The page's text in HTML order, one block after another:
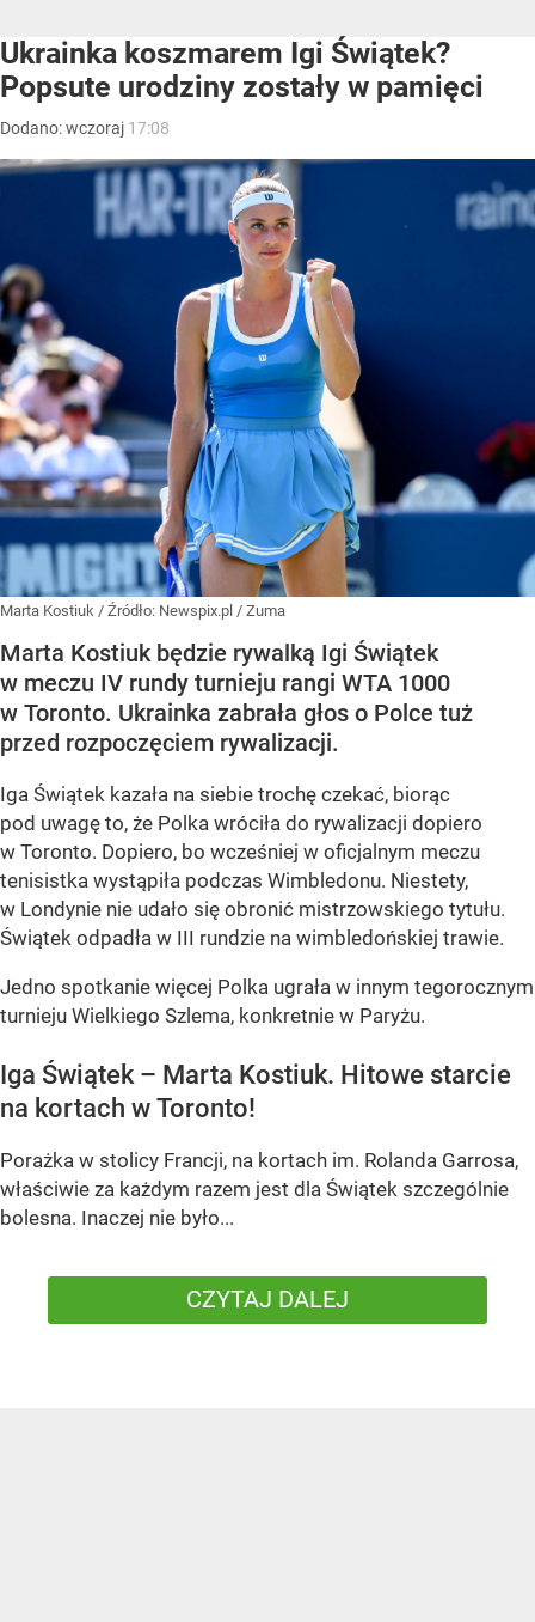
Ukrainka koszmarem Igi Świątek?
Popsute urodziny zostały w pamięci
Dodano:wczoraj 17:08
Marta Kostiuk / Źródło: Newspix.pl / Zuma
Marta Kostiuk będzie rywalką Igi Świątek
w meczu IV rundy turnieju rangi WTA 1000
w Toronto. Ukrainka zabrała głos o Polce tuż
przed rozpoczęciem rywalizacji.
Iga Świątek kazała na siebie trochę czekać, biorąc
pod uwagę to, że Polka wróciła do rywalizacji dopiero
w Toronto. Dopiero, bo wcześniej w oficjalnym meczu
tenisistka wystąpiła podczas Wimbledonu. Niestety,
w Londynie nie udało się obronić mistrzowskiego tytułu.
Świątek odpadła w III rundzie na wimbledońskiej trawie.
Jedno spotkanie więcej Polka ugrała w innym tegorocznym
turnieju Wielkiego Szlema, konkretnie w Paryżu.
Iga Świątek – Marta Kostiuk. Hitowe starcie
na kortach w Toronto!
Porażka w stolicy Francji, na kortach im. Rolanda Garrosa,
właściwie za każdym razem jest dla Świątek szczególnie
bolesna. Inaczej nie było...
CZYTAJ DALEJ